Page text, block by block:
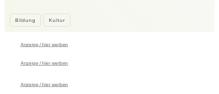
Bildung Kultur
Anzeige / hier werben
Anzeige / hier werben
Anzeige / hier werben